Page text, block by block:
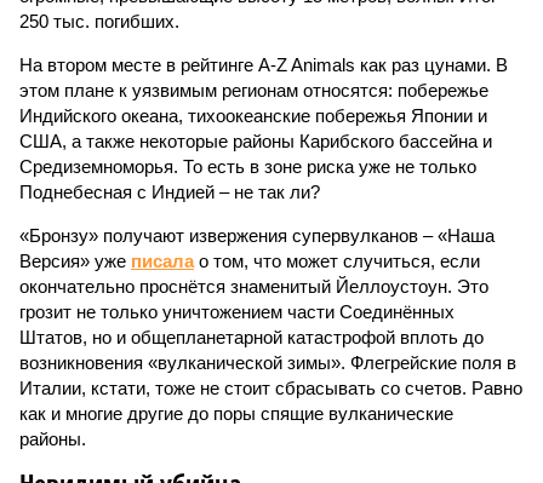
250 тыс. погибших.
На втором месте в рейтинге A-Z Animals как раз цунами. В
этом плане к уязвимым регионам относятся: побережье
Индийского океана, тихо­океанские побережья Японии и
США, а также некоторые районы Карибского бассейна и
Средиземноморья. То есть в зоне риска уже не только
Поднебесная с Индией – не так ли?
«Бронзу» получают извержения супервулканов – «Наша
Версия» уже писалао том, что может случиться, если
окончательно проснётся знаменитый Йеллоустоун. Это
грозит не только уничтожением части Соединённых
Штатов, но и общепланетарной катастрофой вплоть до
возникновения «вулканической зимы». Флегрейские поля в
Италии, кстати, тоже не стоит сбрасывать со счетов. Равно
как и многие другие до поры спящие вулканические
районы.